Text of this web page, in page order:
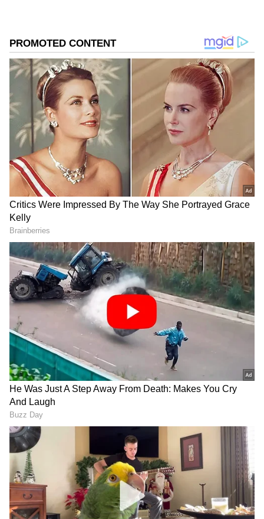
DOWNLOAD APP
RECOMMENDED STORIES
17 ಲಕ್ಷಕ್ಕೆ ಕೋಟ್ಯಂತರ ಮೌಲ್ಯದ
5 ಎಕರೆ ಕೃಷಿಭೂಮಿ ಕಬಳಿಕೆ?
ದೂರು ದಾಖಲಿಸಿದ ನೊಂದ ರೈತ
Hubballi To Dharwad: ದಣಿದ
ಚಿಗರಿಗಳಿಗೆ ಪ್ರತ್ಯೇಕ ಬಿಆರ್‌ಟಿಎಸ್‌
ಕಾರಿಡಾರ್‌ ಏಕೆ?
ಕೈಕೊಟ್ಟ ಮಳೆ: 11 ಎಕ್ರೆ
ಗೋವಿನಜೋಳದ ಬೆಳೆ
ಟ್ರ‍್ಯಾಕ್ಟರ್‌ನಿಂದ ನಾಶ ಮಾಡಿದ
ಹಾವೇರಿ ರೈತ
ಹೊನ್ನಾಳಿ-ದಾವಣಗೆರೆಗೆ
ಬಸವಾಪಟ್ಟಣ ಮೂಲಕ ಹೊಸ
ಬಸ್ ಆರಂಭ; ಮಾರ್ಗ, ಸಮಯ
ಈ ರೀತಿಯಾಗಿದೆ